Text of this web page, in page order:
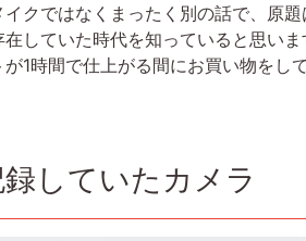
クではなくまったく別の話で、原
していた時代を知っていると思い
1時間で仕上がる間にお買い物をし
していたカメラ